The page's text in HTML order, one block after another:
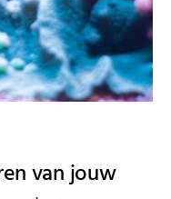
van jouw